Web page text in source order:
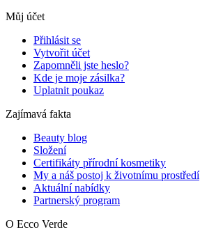
Můj účet
Přihlásit se
Vytvořit účet
Zapomněli jste heslo?
Kde je moje zásilka?
Uplatnit poukaz
Zajímavá fakta
Beauty blog
Složení
Certifikáty přírodní kosmetiky
My a náš postoj k životnímu prostředí
Aktuální nabídky
Partnerský program
O Ecco Verde